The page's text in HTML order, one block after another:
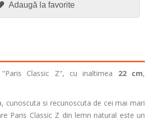
Adaugă la favorite
Classic Z", cu inaltimea 22cm,
cunoscuta si recunoscuta de cei mai mari
Paris Classic Z din lemn natural este un